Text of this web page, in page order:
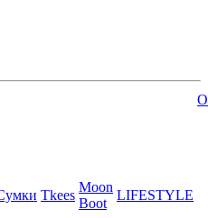
Tkees
Moon
Boot
LIFESTYLE